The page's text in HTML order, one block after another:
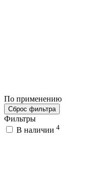
По применению
Сброс фильтра
Фильтры
В наличии 4